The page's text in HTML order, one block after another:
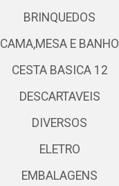
BRINQUEDOS
CAMA,MESA E BANHO
CESTA BASICA 12
DESCARTAVEIS
DIVERSOS
ELETRO
EMBALAGENS